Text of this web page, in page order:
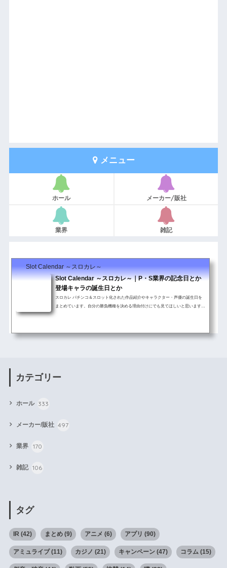
メニュー
ホール メーカー/販社
業界 雑記
Slot Calendar ～スロカレ～
Slot Calendar ～スロカレ～｜P・S業界の記念日とか
登場キャラの誕生日とか
スロカレ パチンコ＆スロット化された作品紹介やキャラクター・声優の誕生日を
まとめています。自分の勝負機種を決める理由付けにでも見てほしいと思います。
カテゴリー
ホール 333
メーカー/販社 497
業界 170
雑記 106
タグ
IR (42) まとめ(9) アニメ (6) アプリ (90)
アミュライブ(11) カジノ (21) キャンペーン(47) コラム (15)